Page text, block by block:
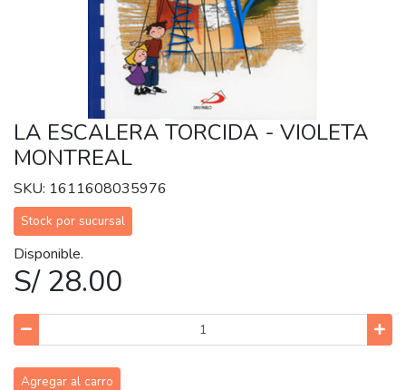
LA ESCALERA TORCIDA - VIOLETA
MONTREAL
SKU: 1611608035976
Stock por sucursal
Disponible.
S/ 28.00
Agregar al carro